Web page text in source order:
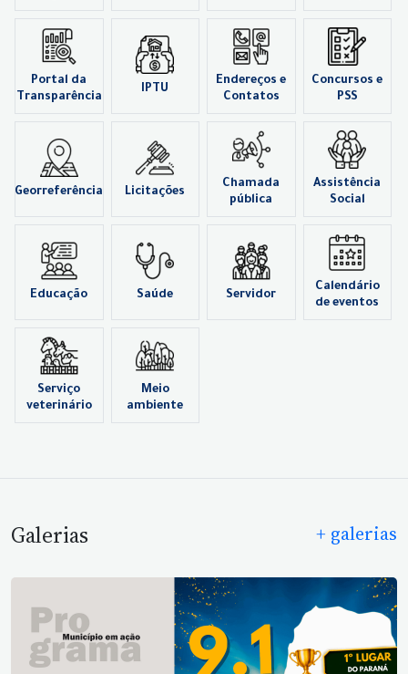
Portal da
Transparência
IPTU
Endereços e
Contatos
Concursos e
PSS
Georreferência Licitações
Chamada
pública
Assistência
Social
Educação Saúde Servidor
Calendário
de eventos
Serviço
veterinário
Meio
ambiente
Galerias + galerias